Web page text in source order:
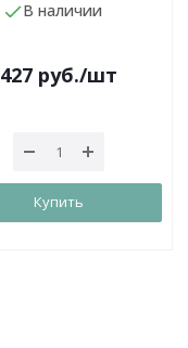
В наличии
427 руб./шт
Купить